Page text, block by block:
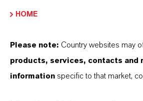
LANXESS bringt
HOME
Please note: Country websites may
products, services, contacts and
information specific to that market,